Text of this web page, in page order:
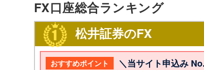
FX口座総合ランキング
松井証券のFX
おすすめポイント ＼当サイト申込み